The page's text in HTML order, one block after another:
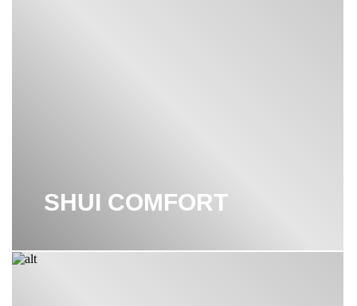
SHUI COMFORT